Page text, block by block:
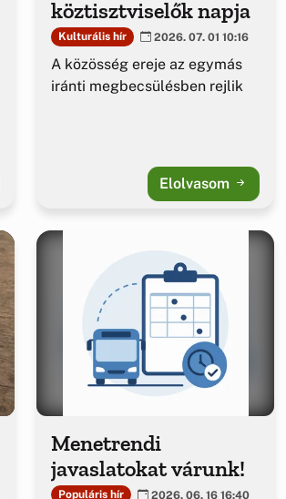
köztisztviselők napja
Kulturális hír 2026. 07. 01 10:16
A közösség ereje az egymás
iránti megbecsülésben rejlik
Elolvasom
Menetrendi
javaslatokat várunk!
Populáris hír 2026. 06. 16 16:40